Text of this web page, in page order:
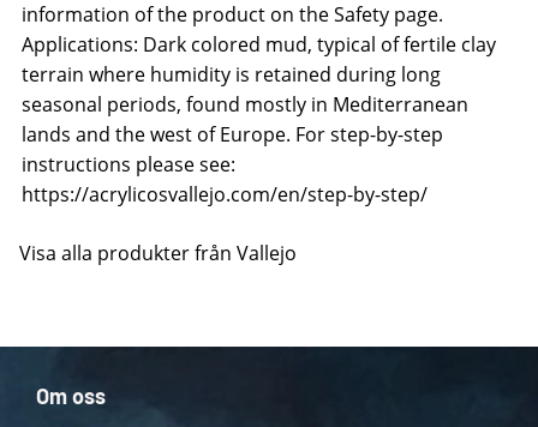
information of the product on the Safety page.
Applications: Dark colored mud, typical of fertile clay
terrain where humidity is retained during long
seasonal periods, found mostly in Mediterranean
lands and the west of Europe. For step-by-step
instructions please see:
https://acrylicosvallejo.com/en/step-by-step/
Visa alla produkter från Vallejo
Om oss